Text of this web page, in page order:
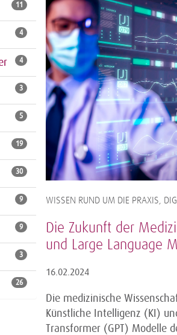
11
4
4
3
5
19
30
9
9
3
26
WISSEN RUND UM DIE PRAXIS,
Die Zukunft der
und Large Language
16.02.2024
Die medizinische
Künstliche Intelligenz (KI)
Transformer (GPT) Modelle